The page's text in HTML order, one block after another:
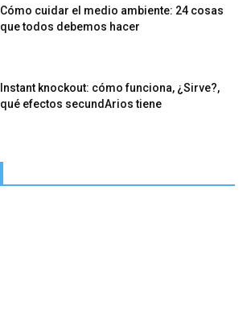
Cómo cuidar el medio ambiente: 24 cosas
que todos debemos hacer
Instant knockout: cómo funciona, ¿Sirve?,
qué efectos secundArios tiene